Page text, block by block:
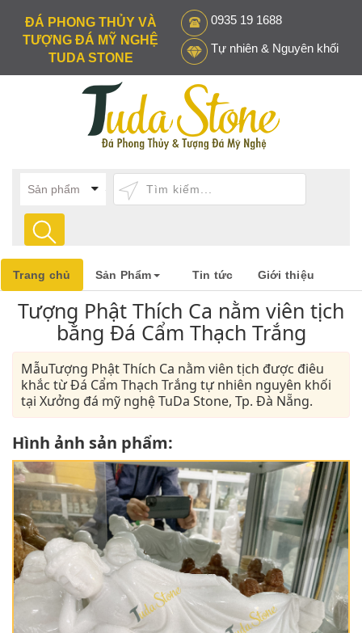
ĐÁ PHONG THỦY VÀ
TƯỢNG ĐÁ MỸ NGHỆ
TUDA STONE
0935 19 1688
Tự nhiên & Nguyên khối
Trang chủ Sản Phẩm Tin tức Giới thiệu
Tượng Phật Thích Ca nằm viên tịch
bằng Đá Cẩm Thạch Trắng
MẫuTượng Phật Thích Ca nằm viên tịch được điêu
khắc từ Đá Cẩm Thạch Trắng tự nhiên nguyên khối
tại Xưởng đá mỹ nghệ TuDa Stone, Tp. Đà Nẵng.
Hình ảnh sản phẩm: